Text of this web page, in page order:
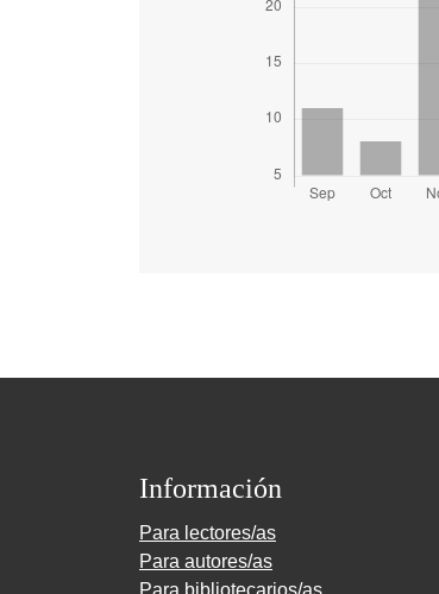
Información
Para lectores/as
Para autores/as
Para bibliotecarios/as